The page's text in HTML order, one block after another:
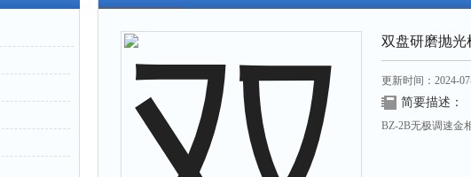
双盘研磨抛光
更新时间：2024-
简要描述：
BZ-2B无极调速金